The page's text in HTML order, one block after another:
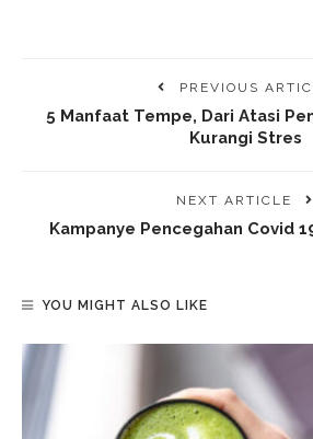
PREVIOUS
5 Manfaat Tempe, Dari Atasi
Kurangi Stres
NEXT ARTICLE
Kampanye Pencegahan Covid
YOU MIGHT ALSO LIKE